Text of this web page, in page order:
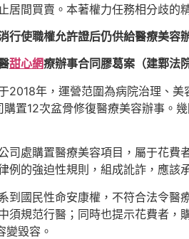
居間買賣。本著權力任務相分歧的
行使職權允許證后仍供給醫療美容
甜心網療辦事合同膠葛案（建鄴法院
2018年，運營范圍為病院治理、美
置12次盆骨修復醫療美容辦事。
司處購置醫療美容項目，屬于花
例的強迫性規則，組成訛詐，應該
到國民性命安康權，不符合法令
須規范行醫；同時也提示花費者，
變毀容。